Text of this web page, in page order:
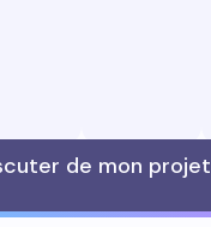
de mon projet